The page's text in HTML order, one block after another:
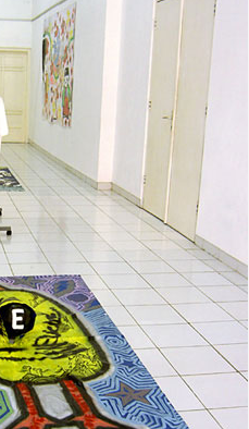
par année
vidéos